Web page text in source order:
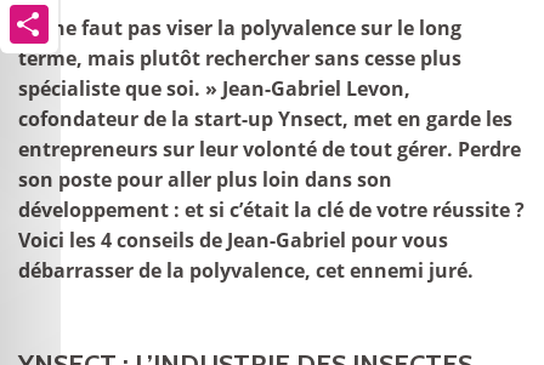
« Il ne faut pas viser la polyvalence sur le long
terme, mais plutôt rechercher sans cesse plus
spécialiste que soi. » Jean-Gabriel Levon,
cofondateur de la start-up Ynsect, met en garde les
entrepreneurs sur leur volonté de tout gérer. Perdre
son poste pour aller plus loin dans son
développement : et si c’était la clé de votre réussite ?
Voici les 4 conseils de Jean-Gabriel pour vous
débarrasser de la polyvalence, cet ennemi juré.
Pinterest
Share